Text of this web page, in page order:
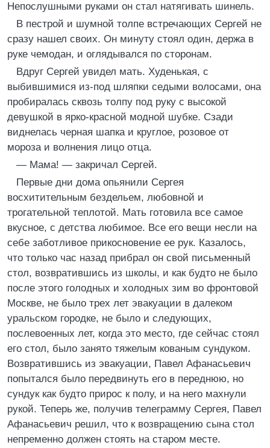
Непослушными руками он стал натягивать шинель.
В пестрой и шумной толпе встречающих Сергей не
сразу нашел своих. Он минуту стоял один, держа в
руке чемодан, и оглядывался по сторонам.
Вдруг Сергей увидел мать. Худенькая, с
выбившимися из-под шляпки седыми волосами, она
пробиралась сквозь толпу под руку с высокой
девушкой в ярко-красной модной шубке. Сзади
виднелась черная шапка и круглое, розовое от
мороза и волнения лицо отца.
— Мама! — закричал Сергей.
Первые дни дома опьянили Сергея
восхитительным бездельем, любовной и
трогательной теплотой. Мать готовила все самое
вкусное, с детства любимое. Все его вещи несли на
себе заботливое прикосновение ее рук. Казалось,
что только час назад прибрал он свой письменный
стол, возвратившись из школы, и как будто не было
после этого голодных и холодных зим во фронтовой
Москве, не было трех лет эвакуации в далеком
уральском городке, не было и следующих,
послевоенных лет, когда это место, где сейчас стоял
его стол, было занято тяжелым кованым сундуком.
Возвратившись из эвакуации, Павел Афанасьевич
попытался было передвинуть его в переднюю, но
сундук как будто прирос к полу, и на него махнули
рукой. Теперь же, получив телеграмму Сергея, Павел
Афанасьевич решил, что к возвращению сына стол
непременно должен стоять на старом месте.